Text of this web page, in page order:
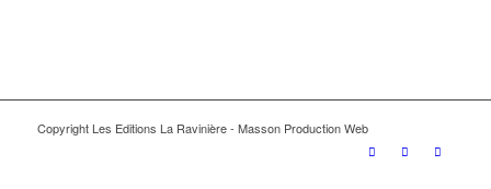
Copyright Les Editions La Ravinière - Masson Production Web